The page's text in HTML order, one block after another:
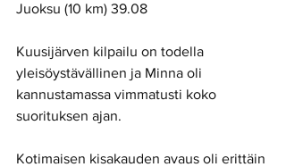
Juoksu (10 km) 39.08
Kuusijärven kilpailu on todella
yleisöystävällinen ja Minna oli
kannustamassa vimmatusti koko
suorituksen ajan.
Kotimaisen kisakauden avaus oli erittäin